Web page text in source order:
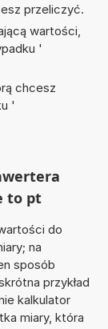
przeliczyć.
wartości,
'
chcesz
'
to pt
do
na
sposób
przykład
kalkulator
miary, która